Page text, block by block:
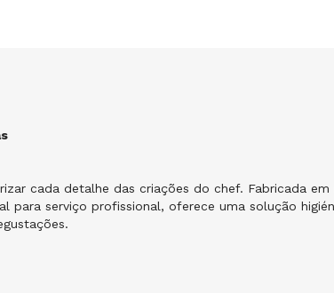
cada detalhe das criações do chef. Fabricada
para serviço profissional, oferece uma solução